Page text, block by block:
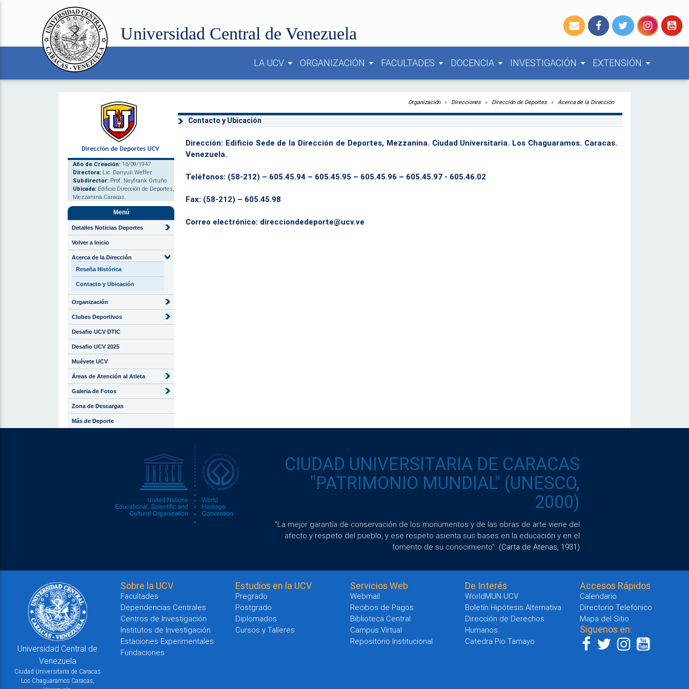
Universidad Central de Venezuela
LA UCV arrow_drop_down ORGANIZACIÓN arrow_drop_down FACULTADES arrow_drop_down DOCENCIA arrow_drop_down INVESTIGACIÓN arrow_drop_down EXTENSIÓN arrow_drop_down
Año de Creación: 16/09/1947
Directora: Lic. Danyuli Weffer
Subdirector: Prof. Neyfrank Ortuño
Ubicada: Edificio Dirección de Deportes,
Mezzanina.Caracas.
Menú
Detalles Noticias Deportes
Volver a Inicio
Acerca de la Dirección
Reseña Histórica
Contacto y Ubicación
Organización
Clubes Deportivos
Desafio UCV DTIC
Desafio UCV 2025
Muévete UCV
Áreas de Atención al Atleta
Galeria de Fotos
Zona de Descargas
Más de Deporte
Organización Direcciones Dirección de Deportes Acerca de la Dirección
Contacto y Ubicación
Dirección:Edificio Sede de la Dirección de Deportes, Mezzanina. Ciudad Universitaria. Los Chaguaramos. Caracas.
Venezuela.
Teléfonos:(58-212) – 605.45.94 – 605.45.95 – 605.45.96 – 605.45.97 - 605.46.02
Fax:(58-212) – 605.45.98
Correo electrónico: direcciondedeporte@ucv.ve
CIUDAD UNIVERSITARIA DE CARACAS
"PATRIMONIO MUNDIAL" (UNESCO,
2000)
"La mejor garantía de conservación de los monumentos y de las obras de arte viene del
afecto y respeto del pueblo, y ese respeto asienta sus bases en la educación y en el
fomento de su conocimiento". (Carta de Atenas, 1931)
Universidad Central de
Venezuela
Ciudad Universitaria de Caracas
Los Chaguaramos Caracas,
Sobre la UCV
Facultades
Dependencias Centrales
Centros de Investigación
Institutos de Investigación
Estaciones Experimentales
Fundaciones
Estudios en la UCV
Pregrado
Postgrado
Diplomados
Cursos y Talleres
Servicios Web
Webmail
Recibos de Pagos
Biblioteca Central
Campus Virtual
Repositorio Institucional
De Interés
WorldMUN UCV
Boletín Hipótesis Alternativa
Dirección de Derechos
Humanos
Catedra Pio Tamayo
Accesos Rápidos
Calendario
Directorio Telefónico
Mapa del Sitio
Siguenos en: